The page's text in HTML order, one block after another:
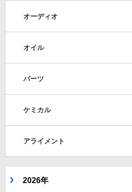
オーディオ
オイル
パーツ
ケミカル
アライメント
2026年